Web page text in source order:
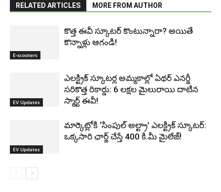
RELATED ARTICLES MORE FROM AUTHOR
E-scooters
కొత్త ఈవీ స్కూట‌ర్ కొంటున్నారా? అయితే
కొన్నాళ్లు ఆగండి!
EV Updates
ఎలక్ట్రిక్ స్కూటర్ల అమ్మకాల్లో ఏథర్ ఎనర్జీ
సరికొత్త రికార్డు: 6 లక్షల మైలురాయి దాటిన
స్మార్ట్ ఈవీ!
EV Updates
మార్కెట్లోకి ‘సింపుల్ అల్ట్రా’ ఎలక్ట్రిక్ స్కూటర్:
ఒక్కసారి ఛార్జ్ చేస్తే 400 కి.మీ మైలేజ్!